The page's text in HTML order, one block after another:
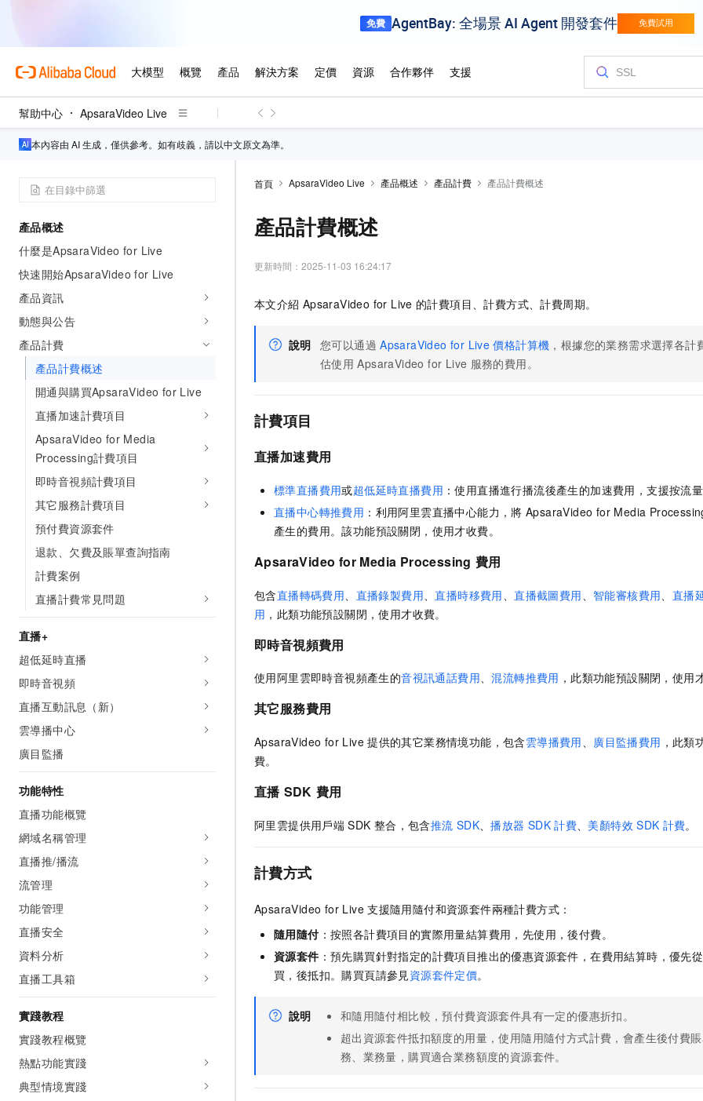
幫助中心 ApsaraVideo Live
本內容由 AI 生成，僅供參考。如有歧義，請以中文原文為準。
產品概述
什麼是ApsaraVideo for Live
快速開始ApsaraVideo for Live
產品資訊
動態與公告
產品計費
產品計費概述
開通與購買ApsaraVideo for Live
直播加速計費項目
ApsaraVideo for Media
Processing計費項目
即時音視頻計費項目
其它服務計費項目
預付費資源套件
退款、欠費及賬單查詢指南
計費案例
直播計費常見問題
直播+
超低延時直播
即時音視頻
直播互動訊息（新）
雲導播中心
廣目監播
功能特性
直播功能概覽
網域名稱管理
直播推/播流
流管理
功能管理
直播安全
資料分析
直播工具箱
實踐教程
實踐教程概覽
熱點功能實踐
典型情境實踐
首頁 ApsaraVideo Live 產品概述 產品計費 產品計費概述
產品計費概述
更新時間： 2025-11-03 16:24:17
本文介紹 ApsaraVideo for Live 的計費項目、計費方式、計費周期。
說明 您可以通過 ApsaraVideo for Live 價格計算機 ，根據您的業務需求選擇各
估使用 ApsaraVideo for Live 服務的費用。
計費項目
直播加速費用
標準直播費用或超低延時直播費用 ：使用直播進行播流後產生的加速費用，支援按流
直播中心轉推費用 ：利用阿里雲直播中心能力，將 ApsaraVideo for Media
產生的費用。該功能預設關閉，使用才收費。
ApsaraVideo for Media Processing 費用
包含直播轉碼費用 直播錄製費用 、直播時移費用 、直播截圖費用 、智能審核費用 直播
用 ，此類功能預設關閉，使用才收費。
即時音視頻費用
使用阿里雲即時音視頻產生的音視訊通話費用、混流轉推費用 ，此類功能預設關閉，使用
其它服務費用
ApsaraVideo for Live 提供的其它業務情境功能，包含雲導播費用 廣目監播費用 ，此類
費。
直播 SDK 費用
阿里雲提供用戶端 SDK 整合，包含推流 SDK、播放器 SDK 計費、 美顏特效 SDK 計費。
計費方式
ApsaraVideo for Live 支援隨用隨付和資源套件兩種計費方式：
隨用隨付：按照各計費項目的實際用量結算費用，先使用，後付費。
資源套件 ：預先購買針對指定的計費項目推出的優惠資源套件，在費用結算時，優先
買，後抵扣。購買頁請參見資源套件定價。
說明
和隨用隨付相比較，預付費資源套件具有一定的優惠折扣。
超出資源套件抵扣額度的用量，使用隨用隨付方式計費，會產生後付費
務、業務量，購買適合業務額度的資源套件。